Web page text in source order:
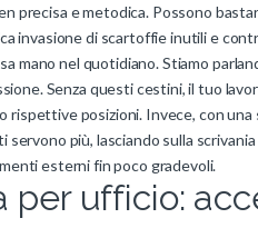
precisa e metodica. Possono
invasione di scartoffie inutili e
mano nel quotidiano. Stiamo
Senza questi cestini, il tuo
rispettive posizioni. Invece, con
più, lasciando sulla
esterni fin poco gradevoli.
ufficio: